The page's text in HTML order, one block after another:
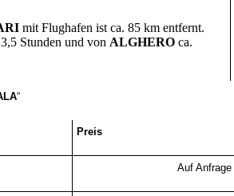
mit Flughafen ist ca. 85 km entfernt.
Stunden und von ALGHERO ca.
“
Preis
Auf Anfrage